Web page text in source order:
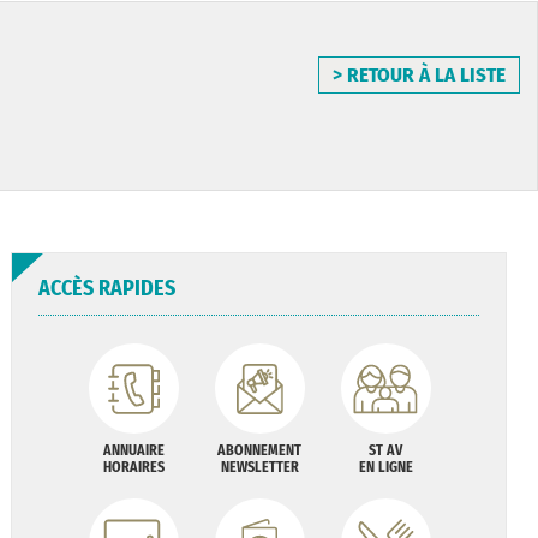
> RETOUR À LA LISTE
ACCÈS RAPIDES
ANNUAIRE
HORAIRES
ABONNEMENT
NEWSLETTER
ST AV
EN LIGNE